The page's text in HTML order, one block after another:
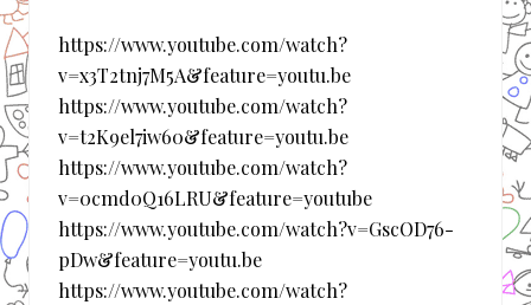
https://www.youtube.com/watch?
v=x3T2tnj7M5A&feature=youtu.be
https://www.youtube.com/watch?
v=t2K9el7iw60&feature=youtu.be
https://www.youtube.com/watch?
v=0cmd0Q16LRU&feature=youtube
https://www.youtube.com/watch?v=GscOD76-
pDw&feature=youtu.be
https://www.youtube.com/watch?